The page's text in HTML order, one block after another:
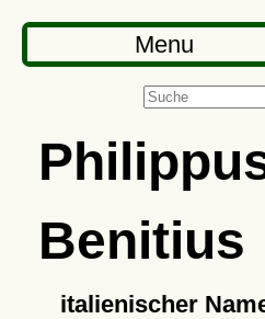
Menu
Benitius
italienischer